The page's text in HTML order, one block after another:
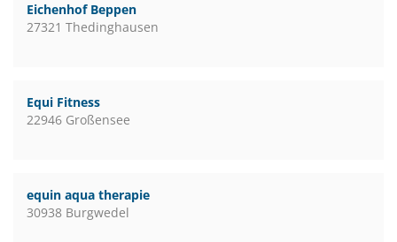
Eichenhof Beppen
27321 Thedinghausen
Equi Fitness
22946 Großensee
equin aqua therapie
30938 Burgwedel